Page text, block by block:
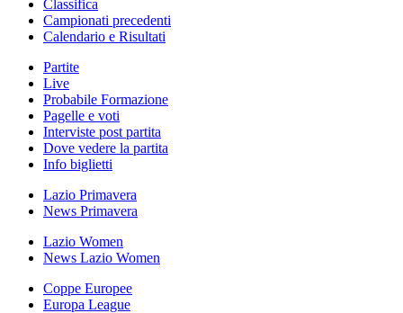
Classifica
Campionati precedenti
Calendario e Risultati
Partite
Live
Probabile Formazione
Pagelle e voti
Interviste post partita
Dove vedere la partita
Info biglietti
Lazio Primavera
News Primavera
Lazio Women
News Lazio Women
Coppe Europee
Europa League